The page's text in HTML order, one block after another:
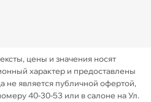
цены и значения носят
характер и предоставлены
не является публичной офертой,
40-30-53 или в салоне на Ул.